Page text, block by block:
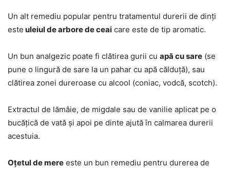
Un alt remediu popular pentru tratamentul durerii de dinți
este uleiul de arbore de ceai care este de tip aromatic.
Un bun analgezic poate fi clătirea gurii cu apă cu sare (se
pune o lingură de sare la un pahar cu apă călduță), sau
clătirea zonei dureroase cu alcool (coniac, vodcă, scotch).
Extractul de lămâie, de migdale sau de vanilie aplicat pe o
bucățică de vată și apoi pe dinte ajută în calmarea durerii
acestuia.
Oțetul de mere este un bun remediu pentru durerea de